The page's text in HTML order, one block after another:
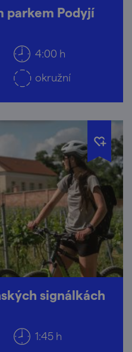
parkem Podyjí
4:00 h
okružní
signálkách
1:45 h